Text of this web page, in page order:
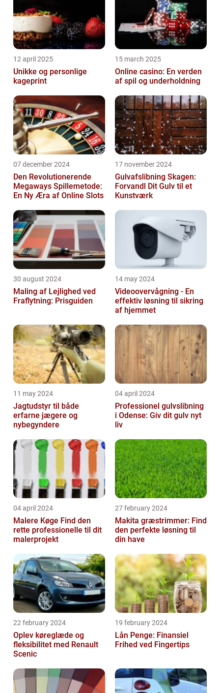
12 april 2025
Unikke og personlige
kageprint
15 march 2025
Online casino: En verden
af spil og underholdning
07 december 2024
Den Revolutionerende
Megaways Spillemetode:
En Ny Æra af Online Slots
17 november 2024
Gulvafslibning Skagen:
Forvandl Dit Gulv til et
Kunstværk
30 august 2024
Maling af Lejlighed ved
Fraflytning: Prisguiden
14 may 2024
Videoovervågning - En
effektiv løsning til sikring
af hjemmet
11 may 2024
Jagtudstyr til både
erfarne jægere og
nybegyndere
04 april 2024
Professionel gulvslibning
i Odense: Giv dit gulv nyt
liv
04 april 2024
Malere Køge Find den
rette professionelle til dit
malerprojekt
27 february 2024
Makita græstrimmer: Find
den perfekte løsning til
din have
22 february 2024
Oplev køreglæde og
fleksibilitet med Renault
Scenic
19 february 2024
Lån Penge: Finansiel
Frihed ved Fingertips